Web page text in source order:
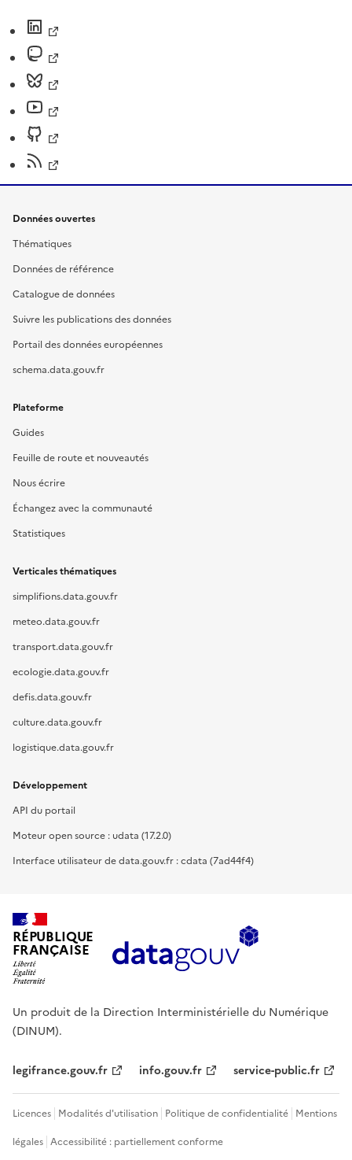
Données ouvertes
Thématiques
Données de référence
Catalogue de données
Suivre les publications des données
Portail des données européennes
schema.data.gouv.fr
Plateforme
Guides
Feuille de route et nouveautés
Nous écrire
Échangez avec la communauté
Statistiques
Verticales thématiques
simplifions.data.gouv.fr
meteo.data.gouv.fr
transport.data.gouv.fr
ecologie.data.gouv.fr
defis.data.gouv.fr
culture.data.gouv.fr
logistique.data.gouv.fr
Développement
API du portail
Moteur open source : udata (17.2.0)
Interface utilisateur de data.gouv.fr : cdata (7ad44f4)
RÉPUBLIQUE
FRANÇAISE
Un produit de la Direction Interministérielle du Numérique
(DINUM).
legifrance.gouv.fr info.gouv.fr service-public.fr
Licences Modalités d'utilisation Politique de confidentialité Mentions
légales Accessibilité : partiellement conforme